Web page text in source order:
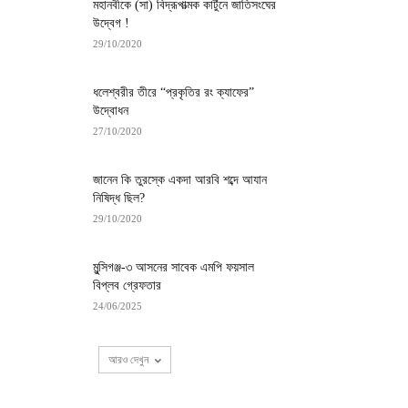
মহানবীকে (সা) বিদ্রূপাত্মক কার্টুনে জাতিসংঘের
উদ্বেগ !
29/10/2020
ধলেশ্বরীর তীরে “প্রকৃতির রং ক্যাফের”
উদ্বোধন
27/10/2020
জানেন কি তুরস্কে একদা আরবি শব্দে আযান
নিষিদ্ধ ছিল?
29/10/2020
মুন্সিগঞ্জ-৩ আসনের সাবেক এমপি ফয়সাল
বিপ্লব গ্রেফতার
24/06/2025
আরও দেখুন